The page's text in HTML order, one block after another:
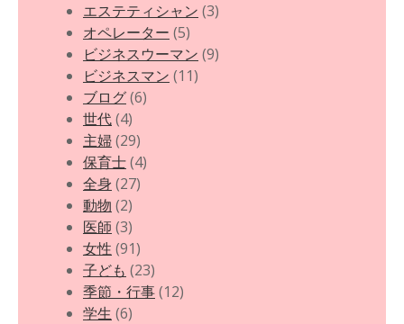
エステティシャン (3)
オペレーター (5)
ビジネスウーマン (9)
ビジネスマン (11)
ブログ(6)
世代(4)
主婦(29)
保育士(4)
全身 (27)
動物 (2)
医師 (3)
女性 (91)
子ども (23)
季節・行事(12)
学生 (6)